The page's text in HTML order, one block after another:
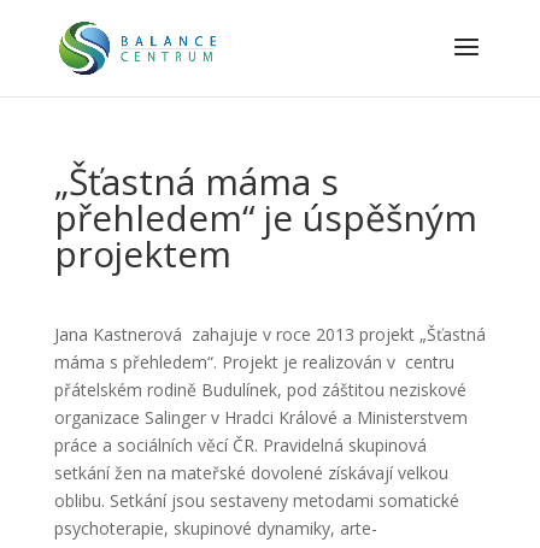
„Šťastná máma s
přehledem“ je úspěšným
projektem
Jana Kastnerová zahajuje v roce 2013 projekt „Šťastná
máma s přehledem“. Projekt je realizován v centru
přátelském rodině Budulínek, pod záštitou neziskové
organizace Salinger v Hradci Králové a Ministerstvem
práce a sociálních věcí ČR. Pravidelná skupinová
setkání žen na mateřské dovolené získávají velkou
oblibu. Setkání jsou sestaveny metodami somatické
psychoterapie, skupinové dynamiky, arte-